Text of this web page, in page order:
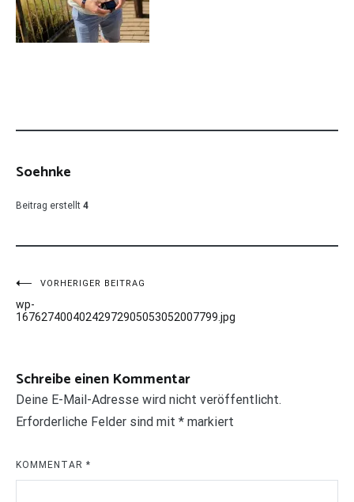
Soehnke
Beitrag erstellt 4
Beitragsnavigation
VORHERIGER BEITRAG
wp-
16762740040242972905053052007799.jpg
Schreibe einen Kommentar
Deine E-Mail-Adresse wird nicht veröffentlicht.
Erforderliche Felder sind mit * markiert
KOMMENTAR *